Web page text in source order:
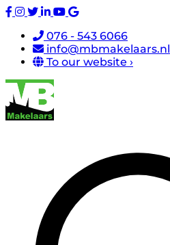
076 - 543 6066
info@mbmakelaars.nl
To our website ›